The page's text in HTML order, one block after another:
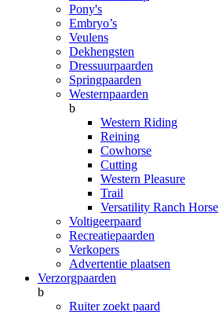
Pony's
Embryo’s
Veulens
Dekhengsten
Dressuurpaarden
Springpaarden
Westernpaarden
b
Western Riding
Reining
Cowhorse
Cutting
Western Pleasure
Trail
Versatility Ranch Horse
Voltigeerpaard
Recreatiepaarden
Verkopers
Advertentie plaatsen
Verzorgpaarden
b
Ruiter zoekt paard